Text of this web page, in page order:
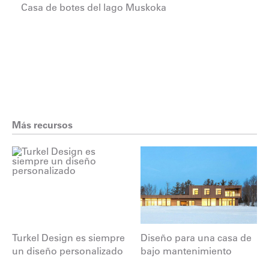
Casa de botes del lago Muskoka
Más recursos
Turkel Design es siempre
un diseño personalizado
Diseño para una casa de
bajo mantenimiento